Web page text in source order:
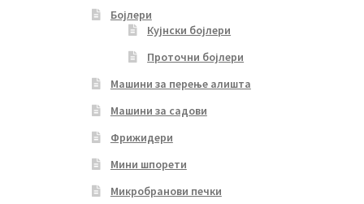
Бојлери
Кујнски бојлери
Проточни бојлери
Машини за перење алишта
Машини за садови
Фрижидери
Мини шпорети
Микробранови печки